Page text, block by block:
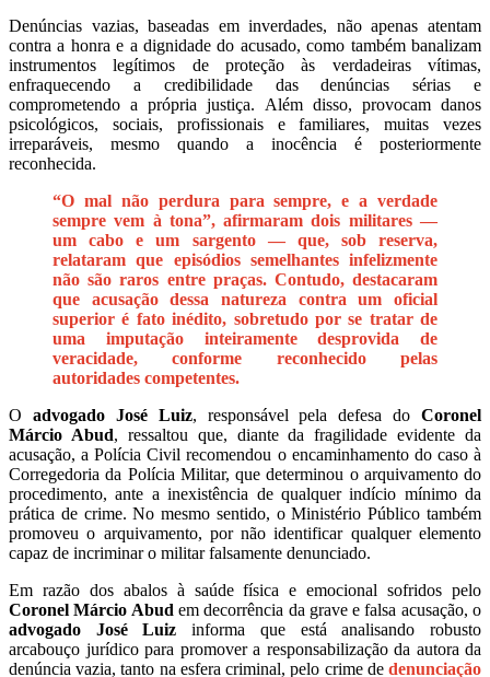
Denúncias vazias, baseadas em inverdades, não apenas atentam
contra a honra e a dignidade do acusado, como também banalizam
instrumentos legítimos de proteção às verdadeiras vítimas,
enfraquecendo a credibilidade das denúncias sérias e
comprometendo a própria justiça. Além disso, provocam danos
psicológicos, sociais, profissionais e familiares, muitas vezes
irreparáveis, mesmo quando a inocência é posteriormente
reconhecida.
“O mal não perdura para sempre, e a verdade
sempre vem à tona”, afirmaram dois militares —
um cabo e um sargento — que, sob reserva,
relataram que episódios semelhantes infelizmente
não são raros entre praças. Contudo, destacaram
que acusação dessa natureza contra um oficial
superior é fato inédito, sobretudo por se tratar de
uma imputação inteiramente desprovida de
veracidade, conforme reconhecido pelas
autoridades competentes.
O advogado José Luiz, responsável pela defesa do Coronel
Márcio Abud, ressaltou que, diante da fragilidade evidente da
acusação, a Polícia Civil recomendou o encaminhamento do caso à
Corregedoria da Polícia Militar, que determinou o arquivamento do
procedimento, ante a inexistência de qualquer indício mínimo da
prática de crime. No mesmo sentido, o Ministério Público também
promoveu o arquivamento, por não identificar qualquer elemento
capaz de incriminar o militar falsamente denunciado.
Em razão dos abalos à saúde física e emocional sofridos pelo
Coronel Márcio Abud em decorrência da grave e falsa acusação, o
advogado José Luiz informa que está analisando robusto
arcabouço jurídico para promover a responsabilização da autora da
denúncia vazia, tanto na esfera criminal, pelo crime dedenunciação